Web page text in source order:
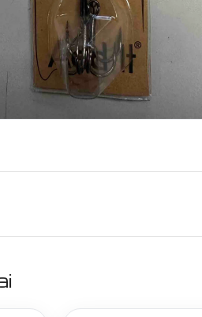
norėdami padidinti